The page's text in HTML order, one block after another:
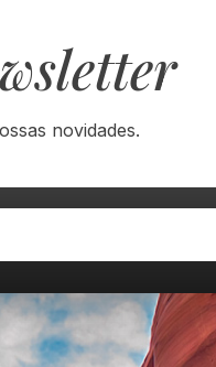
novidades.